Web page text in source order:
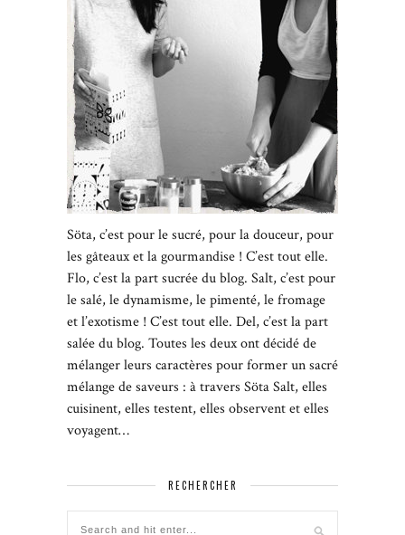
Söta, c’est pour le sucré, pour la douceur, pour
les gâteaux et la gourmandise ! C’est tout elle.
Flo, c’est la part sucrée du blog. Salt, c’est pour
le salé, le dynamisme, le pimenté, le fromage
et l’exotisme ! C’est tout elle. Del, c’est la part
salée du blog. Toutes les deux ont décidé de
mélanger leurs caractères pour former un sacré
mélange de saveurs : à travers Söta Salt, elles
cuisinent, elles testent, elles observent et elles
voyagent…
RECHERCHER